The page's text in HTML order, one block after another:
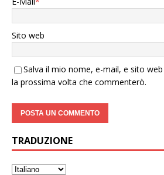
Sito web
Salva il mio nome, e-mail, e sito
la prossima volta che commenterò.
TRADUZIONE